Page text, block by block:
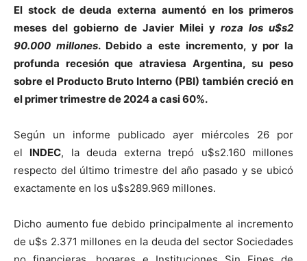
El stock de deuda externa aumentó en los primeros
meses del gobierno de Javier Milei y roza los u$s2
90.000 millones. Debido a este incremento, y por la
profunda recesión que atraviesa Argentina, su peso
sobre el Producto Bruto Interno (PBI) también creció en
el primer trimestre de 2024 a casi 60%.
Según un informe publicado ayer miércoles 26 por
el INDEC, la deuda externa trepó u$s2.160 millones
respecto del último trimestre del año pasado y se ubicó
exactamente en los u$s289.969 millones.
Dicho aumento fue debido principalmente al incremento
de u$s 2.371 millones en la deuda del sector Sociedades